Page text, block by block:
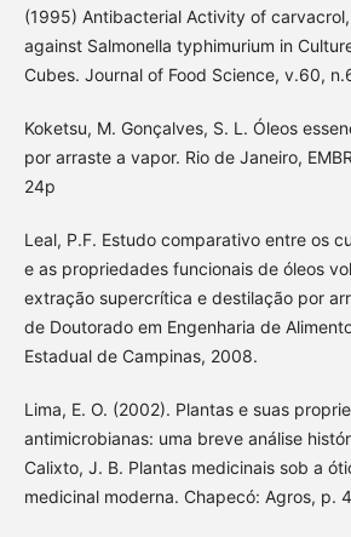
(1995) Antibacterial Activity of
against Salmonella typhimurium in
Cubes. Journal of Food Science, v.60,
Koketsu, M. Gonçalves, S. L. Óleos
por arraste a vapor. Rio de Janeiro,
24p
Leal, P.F. Estudo comparativo entre os
e as propriedades funcionais de óleos
extração supercrítica e destilação por
de Doutorado em Engenharia de
Estadual de Campinas, 2008.
Lima, E. O. (2002). Plantas e suas
antimicrobianas: uma breve análise
Calixto, J. B. Plantas medicinais sob a
medicinal moderna. Chapecó: Agros, p.